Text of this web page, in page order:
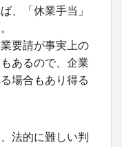
、「休業手当」
要請が事実上の
あるので、企業
場合もあり得る
法的に難しい判